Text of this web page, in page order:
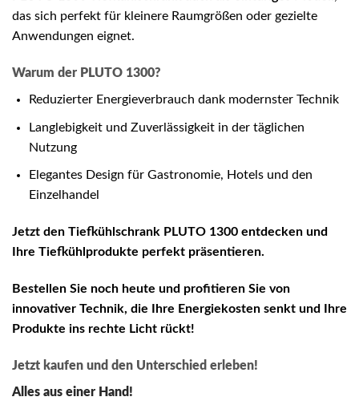
das sich perfekt für kleinere Raumgrößen oder gezielte
Anwendungen eignet.
Warum der PLUTO 1300?
Reduzierter Energieverbrauch dank modernster Technik
Langlebigkeit und Zuverlässigkeit in der täglichen
Nutzung
Elegantes Design für Gastronomie, Hotels und den
Einzelhandel
Jetzt den Tiefkühlschrank PLUTO 1300 entdecken und
Ihre Tiefkühlprodukte perfekt präsentieren.
Bestellen Sie noch heute und profitieren Sie von
innovativer Technik, die Ihre Energiekosten senkt und Ihre
Produkte ins rechte Licht rückt!
Jetzt kaufen und den Unterschied erleben!
Alles aus einer Hand!